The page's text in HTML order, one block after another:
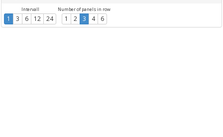
Intervall
1 3 6 12 24
Number of panels in row
1 2 3 4 6